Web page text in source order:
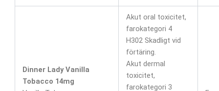
Dinner Lady Vanilla
Tobacco 14mg
Akut oral toxicitet,
farokategori 4
H302 Skadligt vid
förtäring.
Akut dermal
toxicitet,
farokategori 3